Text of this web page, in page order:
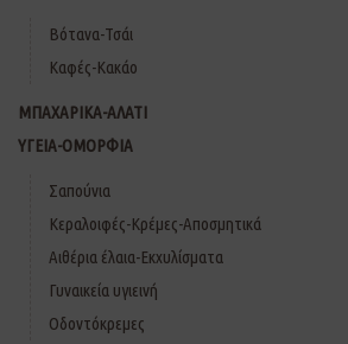
Βότανα-Τσάι
Καφές-Κακάο
ΜΠΑΧΑΡΙΚΑ-ΑΛΑΤΙ
ΥΓΕΙΑ-ΟΜΟΡΦΙΑ
Σαπούνια
Κεραλοιφές-Κρέμες-Αποσμητικά
Αιθέρια έλαια-Εκχυλίσματα
Γυναικεία υγιεινή
Οδοντόκρεμες